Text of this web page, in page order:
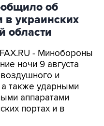
об
в украинских
области
- Минобороны
ночи 9 августа
и
также ударными
аппаратами
портах и в